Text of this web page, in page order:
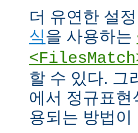
더 유연한 설
식을 사용하는
할 수 있다. 그
에서 정규표
용되는 방법